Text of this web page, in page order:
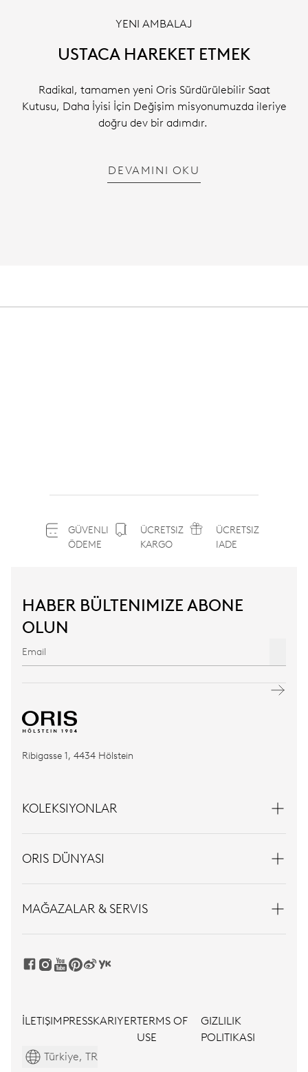
YENI AMBALAJ
USTACA HAREKET ETMEK
Radikal, tamamen yeni Oris Sürdürülebilir Saat
Kutusu, Daha İyisi İçin Değişim misyonumuzda ileriye
doğru dev bir adımdır.
DEVAMINI OKU
GÜVENLI
ÖDEME
ÜCRETSIZ
KARGO
ÜCRETSIZ
IADE
HABER BÜLTENIMIZE ABONE
OLUN
Ribigasse 1, 4434 Hölstein
KOLEKSIYONLAR
ORIS DÜNYASI
MAĞAZALAR & SERVIS
İLETIŞIMPRESSKARIYERTERMS OF
USE
GIZLILIK
POLITIKASI
Türkiye, TR